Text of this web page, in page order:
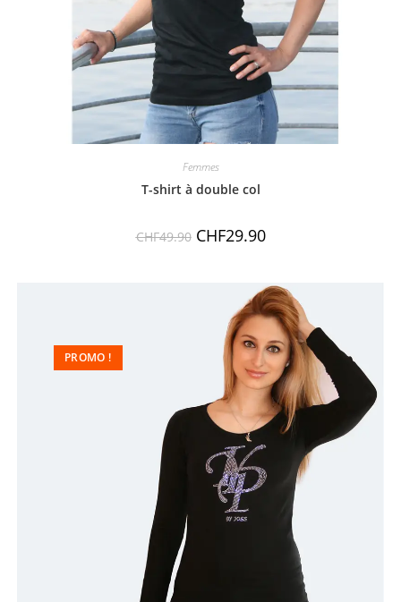
Femmes
T-shirt à double col
CHF49.90 CHF29.90
PROMO !